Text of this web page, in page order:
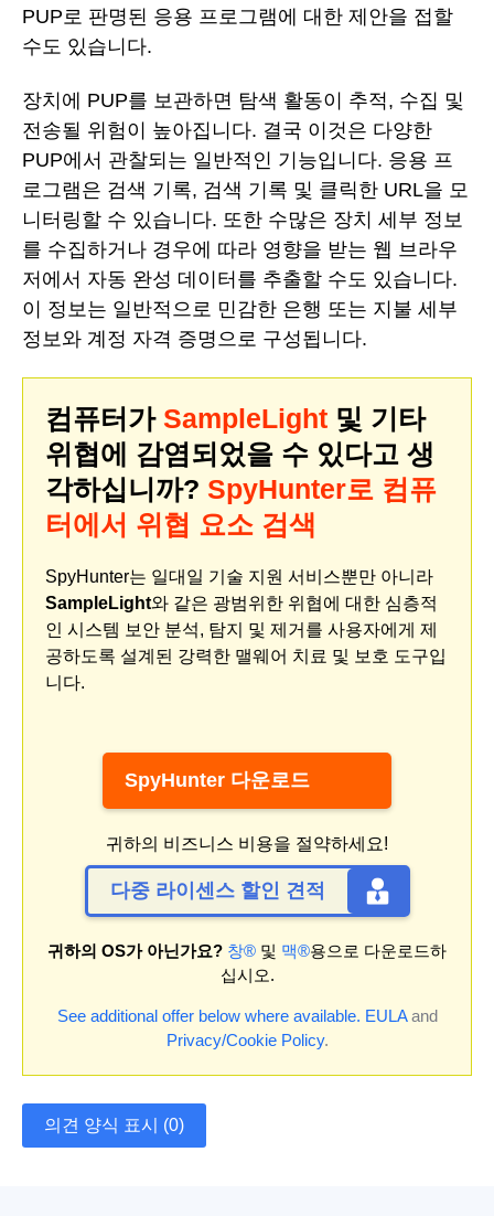
PUP로 판명된 응용 프로그램에 대한 제안을 접할
수도 있습니다.
장치에 PUP를 보관하면 탐색 활동이 추적, 수집 및
전송될 위험이 높아집니다. 결국 이것은 다양한
PUP에서 관찰되는 일반적인 기능입니다. 응용 프
로그램은 검색 기록, 검색 기록 및 클릭한 URL을 모
니터링할 수 있습니다. 또한 수많은 장치 세부 정보
를 수집하거나 경우에 따라 영향을 받는 웹 브라우
저에서 자동 완성 데이터를 추출할 수도 있습니다.
이 정보는 일반적으로 민감한 은행 또는 지불 세부
정보와 계정 자격 증명으로 구성됩니다.
컴퓨터가 SampleLight 및 기타
위협에 감염되었을 수 있다고 생
각하십니까? SpyHunter로 컴퓨
터에서 위협 요소 검색
SpyHunter는 일대일 기술 지원 서비스뿐만 아니라
SampleLight와 같은 광범위한 위협에 대한 심층적
인 시스템 보안 분석, 탐지 및 제거를 사용자에게 제
공하도록 설계된 강력한 맬웨어 치료 및 보호 도구입
니다.
SpyHunter 다운로드
귀하의 비즈니스 비용을 절약하세요!
다중 라이센스 할인 견적
귀하의 OS가 아닌가요? 창® 및 맥®용으로 다운로드하
십시오.
See additional offer below where available. EULAand
Privacy/Cookie Policy.
의견 양식 표시 (0)